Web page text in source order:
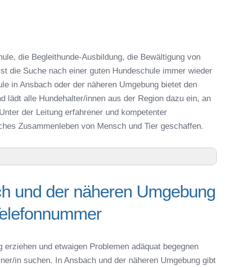
die Begleithunde-Ausbildung, die Bewältigung von
die Suche nach einer guten Hundeschule immer wieder
in Ansbach oder der näheren Umgebung bietet den
lädt alle Hundehalter/innen aus der Region dazu ein, an
der Leitung erfahrener und kompetenter
Zusammenleben von Mensch und Tier geschaffen.
Umgebung – Trainingszeiten und Telefonnummer
Stadt – Online-Test
zur Beschäftigung
und der näheren Umgebung
und etwaigen Problemen adäquat begegnen
in suchen. In Ansbach und der näheren Umgebung gibt